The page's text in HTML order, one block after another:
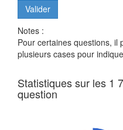
Notes :
Pour certaines questions, il
plusieurs cases pour
Statistiques sur les 1
question